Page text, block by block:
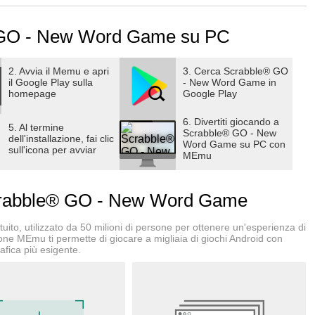
nuove funzionalità, incluse quattro modalità di gioco veloci!
tutta facilità e lancia la sfida! Fai nuove amicizie su
comunicare durante la partita in modo facile e divertente.
con le tessere personalizzate di Scrabble! Sblocca gli
- New Word Game su PC
2. Avvia il Memu e apri
il Google Play sulla
homepage
3. Cerca Scrabble® GO
- New Word Game in
Google Play
5. Al termine
dell'installazione, fai clic
sull'icona per avviar
6. Divertiti giocando a
Scrabble® GO - New
Word Game su PC con
MEmu
GO - New Word Game
utilizzato da 50 milioni di persone per ottenere un'esperienza di
MEmu ti permette di giocare a migliaia di giochi Android con
più esigente.